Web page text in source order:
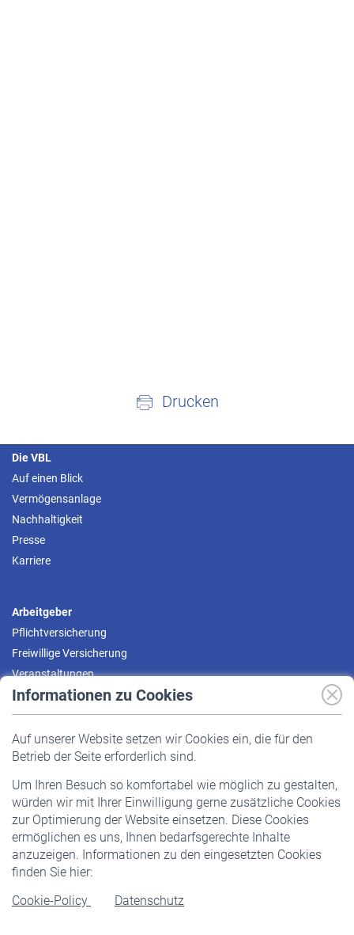
Informationen zu Cookies
Auf unserer Website setzen wir Cookies ein, die für den
Betrieb der Seite erforderlich sind.
Um Ihren Besuch so komfortabel wie möglich zu gestalten,
würden wir mit Ihrer Einwilligung gerne zusätzliche Cookies
zur Optimierung der Website einsetzen. Diese Cookies
ermöglichen es uns, Ihnen bedarfsgerechte Inhalte
anzuzeigen. Informationen zu den eingesetzten Cookies
finden Sie hier:
Cookie-Policy
Datenschutz
Drucken
Die VBL
Auf einen Blick
Vermögensanlage
Nachhaltigkeit
Presse
Karriere
Arbeitgeber
Pflichtversicherung
Freiwillige Versicherung
Veranstaltungen
Pflichtversicherung
Staatliche Förderung
Veranstaltungen
Rentner
Rentenbeginn
Rente beantragen